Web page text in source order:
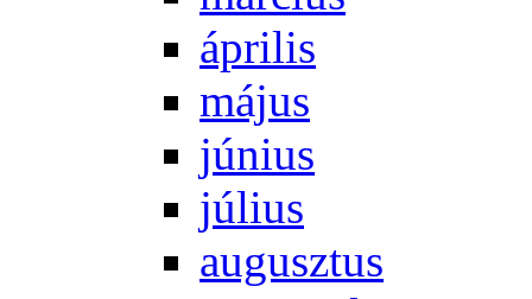
áp­ri­lis
má­jus
jú­ni­us
jú­li­us
au­gusz­tus